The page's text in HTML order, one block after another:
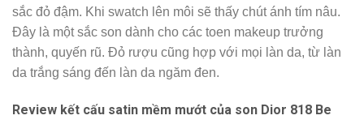
sắc đỏ đậm. Khi swatch lên môi sẽ thấy chút ánh tím nâu.
Đây là một sắc son dành cho các toen makeup trưởng
thành, quyến rũ. Đỏ rượu cũng hợp với mọi làn da, từ làn
da trắng sáng đến làn da ngăm đen.
Review kết cấu satin mềm mướt của son Dior 818 Be